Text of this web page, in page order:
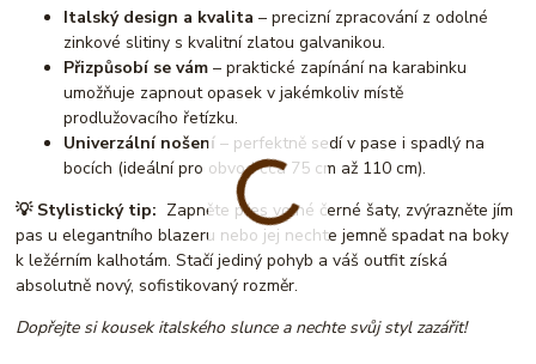
Italský design a kvalita – precizní zpracování z odolné
zinkové slitiny s kvalitní zlatou galvanikou.
Přizpůsobí se vám – praktické zapínání na karabinku
umožňuje zapnout opasek v jakémkoliv místě
prodlužovacího řetízku.
Univerzální nošení – perfektně sedí v pase i spadlý na
bocích (ideální pro obvod cca 75 cm až 110 cm).
💡 Stylistický tip: Zapněte přes volné černé šaty, zvýrazněte jím
pas u elegantního blazeru nebo jej nechte jemně spadat na boky
k ležérním kalhotám. Stačí jediný pohyb a váš outfit získá
absolutně nový, sofistikovaný rozměr.
Dopřejte si kousek italského slunce a nechte svůj styl zazářit!